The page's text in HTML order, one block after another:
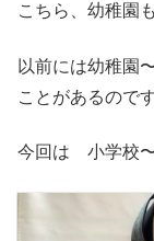
こちら、幼稚園
以前には幼稚園
ことがあるので
今回は 小学校〜